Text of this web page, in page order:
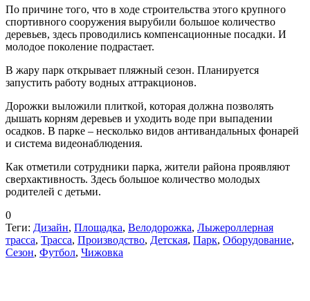
По причине того, что в ходе строительства этого крупного
спортивного сооружения вырубили большое количество
деревьев, здесь проводились компенсационные посадки. И
молодое поколение подрастает.
В жару парк открывает пляжный сезон. Планируется
запустить работу водных аттракционов.
Дорожки выложили плиткой, которая должна позволять
дышать корням деревьев и уходить воде при выпадении
осадков. В парке – несколько видов антивандальных фонарей
и система видеонаблюдения.
Как отметили сотрудники парка, жители района проявляют
сверхактивность. Здесь большое количество молодых
родителей с детьми.
0
Теги: Дизайн, Площадка, Велодорожка, Лыжероллерная
трасса, Трасса, Производство, Детская, Парк, Оборудование,
Сезон, Футбол, Чижовка